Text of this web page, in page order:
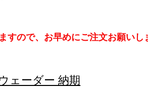
ので、お早めにご注文お願いし
ェーダー 納期